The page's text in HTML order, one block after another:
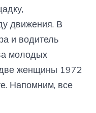
движения. В
и водитель
молодых
две женщины 1972
Напомним, все